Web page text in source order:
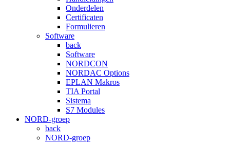
Onderdelen
Certificaten
Formulieren
Software
back
Software
NORDCON
NORDAC Options
EPLAN Makros
TIA Portal
Sistema
S7 Modules
NORD-groep
back
NORD-groep